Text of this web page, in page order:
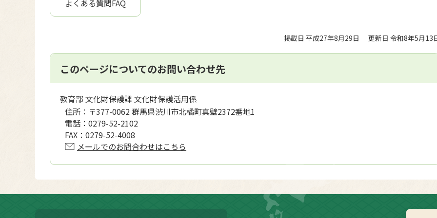
よくある質問FAQ
掲載日 平成27年8月29日 更新日 令和8年5月13
このページについてのお問い合わせ先
教育部 文化財保護課 文化財保護活用係
住所： 〒377-0062 群馬県渋川市北橘町真壁2372番地1
電話： 0279-52-2102
FAX： 0279-52-4008
メールでのお問合わせはこちら